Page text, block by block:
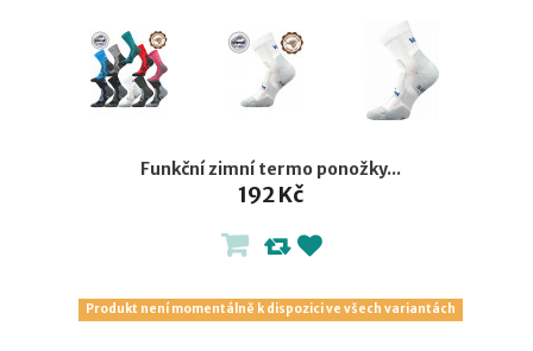
Funkční zimní termo ponožky...
192 Kč
Produkt není momentálně k dispozici ve všech variantách